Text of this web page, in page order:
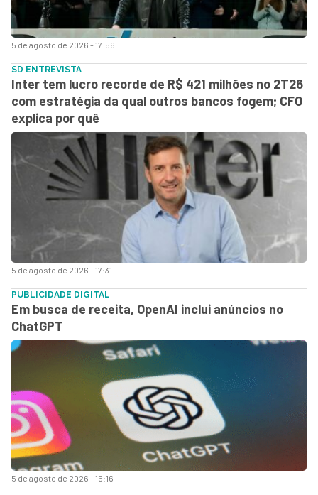
5 de agosto de 2026 - 17:56
5 de agosto de 2026 - 17:31
SD ENTREVISTA
Inter tem lucro recorde de R$ 421 milhões no 2T26
com estratégia da qual outros bancos fogem; CFO
explica por quê
5 de agosto de 2026 - 15:16
PUBLICIDADE DIGITAL
Em busca de receita, OpenAI inclui anúncios no
ChatGPT